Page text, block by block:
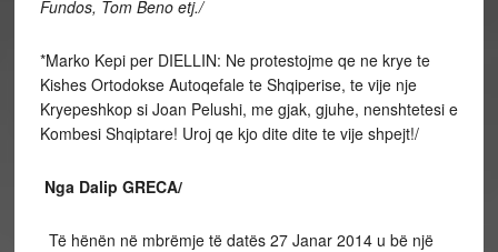
Fundos, Tom Beno etj./
*Marko Kepi per DIELLIN: Ne protestojme qe ne krye te
Kishes Ortodokse Autoqefale te Shqiperise, te vije nje
Kryepeshkop si Joan Pelushi, me gjak, gjuhe, nenshtetesi e
Kombesi Shqiptare! Uroj qe kjo dite dite te vije shpejt!/
Nga Dalip GRECA/
Të hënën në mbrëmje të datës 27 Janar 2014 u bë një